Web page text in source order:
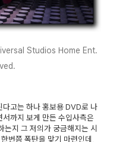
Studios Home Ent.
다고는 하나 홍보용 DVD로 나
까지 보게 만든 수입사측은
는지 그 저의가 궁금해지는 시
번쯤 폭탄을 맞기 마련인데,